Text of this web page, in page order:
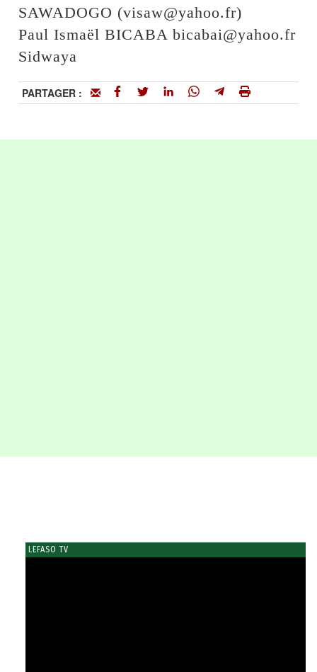
SAWADOGO (visaw@yahoo.fr)
Paul Ismaël BICABA bicabai@yahoo.fr
Sidwaya
PARTAGER :
LEFASO TV